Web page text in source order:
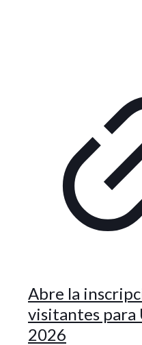
Abre la
visitantes para
2026